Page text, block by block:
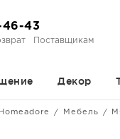
46-43
Поставщикам
Декор
Homeadore Мебель